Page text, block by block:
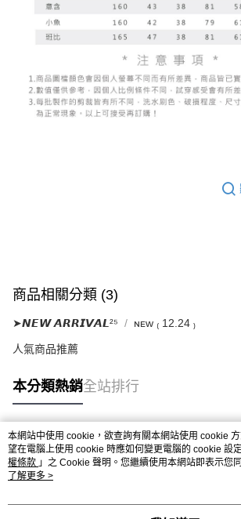
商品相關分類 (3)
➤𝙉𝙀𝙒 𝘼𝙍𝙍𝙄𝙑𝘼𝙇²⁵ ɴᴇᴡ ₍ 12.24 ₎
人氣商品推薦
本分類熱銷全站排行
熱門標籤
本網站中使用 cookie，欲查詢有關本網站使用 cookie
望在電腦上使用 cookie 時應如何變更電腦的 cookie 設
權條款 」之 Cookie 聲明。您繼續使用本網站即表示您
用條款之 Cookie 聲明使用 cookie。
了解更多 >